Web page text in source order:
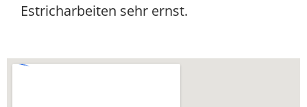
Estricharbeiten sehr ernst.